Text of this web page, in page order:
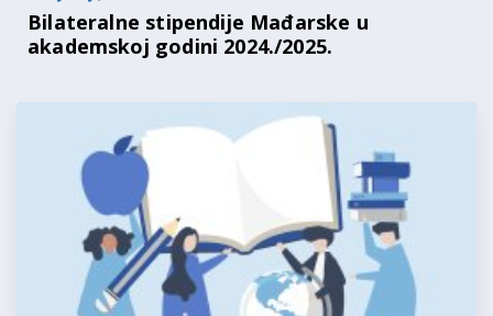
Bilateralne stipendije Mađarske u
akademskoj godini 2024./2025.